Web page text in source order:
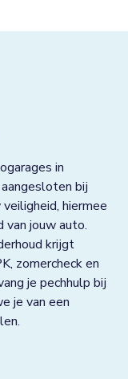
in
aangesloten bij
hiermee
van jouw auto.
krijgt
zomercheck en
je pechhulp bij
je van een